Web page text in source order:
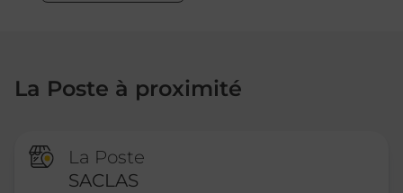
La Poste à proximité
La Poste
SACLAS